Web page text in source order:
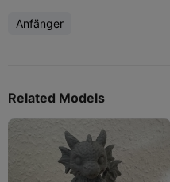
Anfänger
Related Models